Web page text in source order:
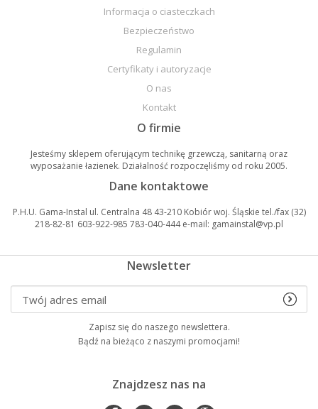
Informacja o ciasteczkach
Bezpieczeństwo
Regulamin
Certyfikaty i autoryzacje
O nas
Kontakt
O firmie
Jesteśmy sklepem oferującym technikę grzewczą, sanitarną oraz
wyposażanie łazienek. Działalność rozpoczęliśmy od roku 2005.
Dane kontaktowe
P.H.U. Gama-Instal ul. Centralna 48 43-210 Kobiór woj. Śląskie tel./fax (32)
218-82-81 603-922-985 783-040-444 e-mail: gamainstal@vp.pl
Newsletter
Zapisz się do naszego newslettera.
Bądź na bieżąco z naszymi promocjami!
Znajdzesz nas na